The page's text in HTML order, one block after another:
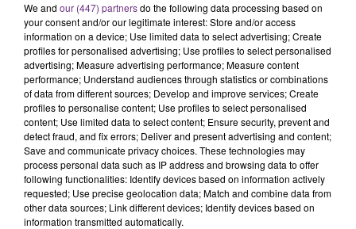
7 août 2026
LA CENTRALE NUCLÉAIRE DE CHOOZ
TOUJOURS À L'ARRÊT
Cela fait déjà une semaine que la centrale
nucléaire ardennaise est à l'arrêt. Une situation
justifiée par la sécheresse intense qui est toujours
présente.
We and our (447) partnersdo the following data processing based on
your consent and/or our legitimate interest: Store and/or access
information on a device; Use limited data to select advertising; Create
profiles for personalised advertising; Use profiles to select personalised
advertising; Measure advertising performance; Measure content
performance; Understand audiences through statistics or combinations
of data from different sources; Develop and improve services; Create
profiles to personalise content; Use profiles to select personalised
content; Use limited data to select content; Ensure security, prevent and
detect fraud, and fix errors; Deliver and present advertising and content;
Save and communicate privacy choices. These technologies may
process personal data such as IP address and browsing data to offer
following functionalities: Identify devices based on information actively
requested; Use precise geolocation data; Match and combine data from
other data sources; Link different devices; Identify devices based on
information transmitted automatically.